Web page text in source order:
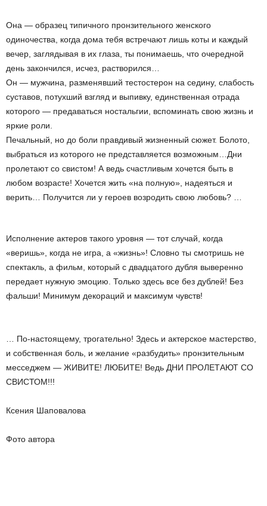
Она — образец типичного пронзительного женского
одиночества, когда дома тебя встречают лишь коты и каждый
вечер, заглядывая в их глаза, ты понимаешь, что очередной
день закончился, исчез, растворился…
Он — мужчина, разменявший тестостерон на седину, слабость
суставов, потухший взгляд и выпивку, единственная отрада
которого — предаваться ностальгии, вспоминать свою жизнь и
яркие роли.
Печальный, но до боли правдивый жизненный сюжет. Болото,
выбраться из которого не представляется возможным…Дни
пролетают со свистом! А ведь счастливым хочется быть в
любом возрасте! Хочется жить «на полную», надеяться и
верить… Получится ли у героев возродить свою любовь? …
Исполнение актеров такого уровня — тот случай, когда
«веришь», когда не игра, а «жизнь»! Словно ты смотришь не
спектакль, а фильм, который с двадцатого дубля выверенно
передает нужную эмоцию. Только здесь все без дублей! Без
фальши! Минимум декораций и максимум чувств!
… По-настоящему, трогательно! Здесь и актерское мастерство,
и собственная боль, и желание «разбудить» пронзительным
месседжем — ЖИВИТЕ! ЛЮБИТЕ! Ведь ДНИ ПРОЛЕТАЮТ СО
СВИСТОМ!!!
Ксения Шаповалова
Фото автора